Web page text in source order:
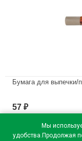
Мы
удобства.Продолжая
Бумага для выпечки/
57 ₽